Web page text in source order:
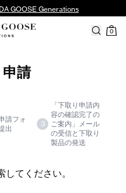
GOOSE Generations
0
請
請フォ
出
3
「下取り申請内
容の確認完了の
ご案内」メール
の受信と下取り
製品の発送
てください。